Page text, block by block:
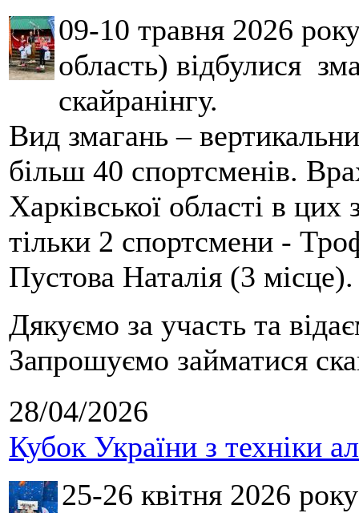
09-10 травня 2026
область) відбулися
скайранінгу.
Вид змагань –
більш 40 спортсменів.
Харківської області в
тільки 2 спортсмени -
Пустова Наталія (3 місце).
Дякуємо за участь та
Запрошуємо займатися
28/04/2026
Кубок України з техніки
25-26 квітня 2026